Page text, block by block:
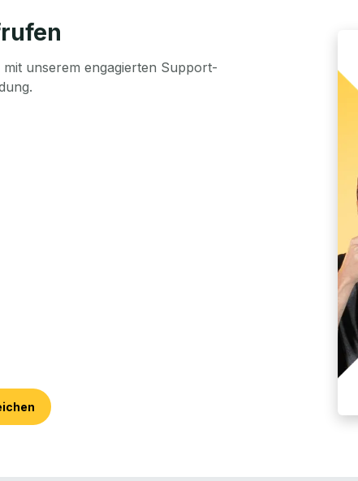
mit unserem engagierten Support-